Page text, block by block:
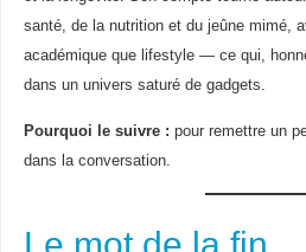
santé, de la nutrition et du jeûne mimé,
académique que lifestyle — ce qui,
dans un univers saturé de gadgets.
Pourquoi le suivre : pour remettre un
dans la conversation.